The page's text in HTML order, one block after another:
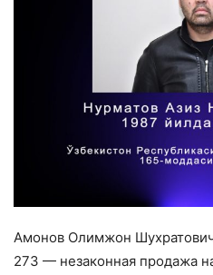
Амонов Олимжон
273 — незаконная продажа